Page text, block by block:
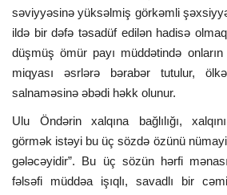
səviyyəsinə yüksəlmiş görkəmli
ildə bir dəfə təsadüf edilən hadisə
düşmüş ömür payı müddətində
miqyası əsrlərə bərabər tutulur,
salnaməsinə əbədi həkk olunur.
Ulu Öndərin xalqına bağlılığı,
görmək istəyi bu üç sözdə özünü
gələcəyidir”. Bu üç sözün hərfi
fəlsəfi müddəa işıqlı, savadlı bir